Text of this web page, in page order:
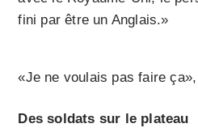
fini par être un Anglais.»
«Je ne voulais pas faire
Des soldats sur le plateau